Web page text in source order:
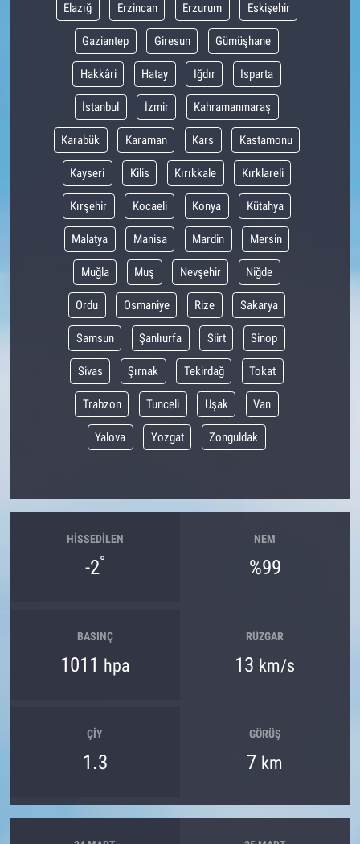
Elazığ Erzincan Erzurum Eskişehir
Gaziantep Giresun Gümüşhane
Hakkâri Hatay Iğdır Isparta
İstanbul İzmir Kahramanmaraş
Karabük Karaman Kars Kastamonu
Kayseri Kilis Kırıkkale Kırklareli
Kırşehir Kocaeli Konya Kütahya
Malatya Manisa Mardin Mersin
Muğla Muş Nevşehir Niğde
Ordu Osmaniye Rize Sakarya
Samsun Şanlıurfa Siirt Sinop
Sivas Şırnak Tekirdağ Tokat
Trabzon Tunceli Uşak Van
Yalova Yozgat Zonguldak
HISSEDILEN
-2°
NEM
%99
BASINÇ
1011 hpa
RÜZGAR
13 km/s
ÇIY
1.3
GÖRÜŞ
7 km